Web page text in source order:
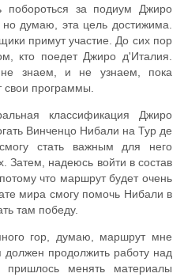
за подиум Джиро
думаю, эта цель достижима.
примут участие. До сих пор
кто поедет Джиро д'Италия.
знаем, и не узнаем, пока
свои программы.
классификация Джиро
Винченцо Нибали на Тур де
стать важным для него
Затем, надеюсь войти в состав
что маршрут будет очень
мира смогу помочь Нибали в
там победу.
гор, думаю, маршрут мне
должен продолжить работу над
менять материалы